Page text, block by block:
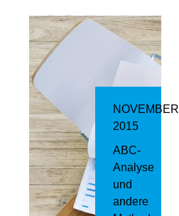
NOVEMBER
2015
ABC-
Analyse
und
andere